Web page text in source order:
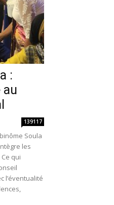
:
au
139117
Soula
les
qui
l’éventualité